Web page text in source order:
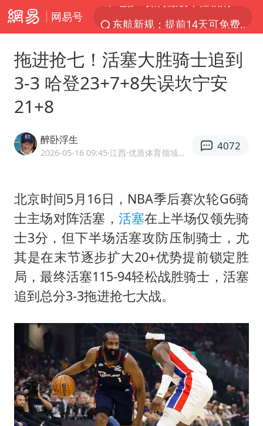
网易号
日本试射“战斧”导弹，国防部回应
百花奖开幕式
我国外贸延续良好增长态势
刘国正说向鹏打得很窝囊
陈幸同晋级WTT横滨冠军赛8强
国防部：坚决反制任何闹海挑衅图谋
宇树科技中一签需缴款7.54万元
两名乘客在飞机上因调节座椅起冲突
AI会终结印度“外包神话”吗
夯实基础开新局
拖进抢七！活塞大胜骑士追到
3-3 哈登23+7+8失误坎宁安
21+8
醉卧浮生
2026-05-16 09:45·江西 ·优质体育领域创作者
4072
北京时间5月16日，NBA季后赛次轮G6骑
士主场对阵活塞， 活塞在上半场仅领先骑
士3分，但下半场活塞攻防压制骑士，尤
其是在末节逐步扩大20+优势提前锁定胜
局，最终活塞115-94轻松战胜骑士，活塞
追到总分3-3拖进抢七大战。